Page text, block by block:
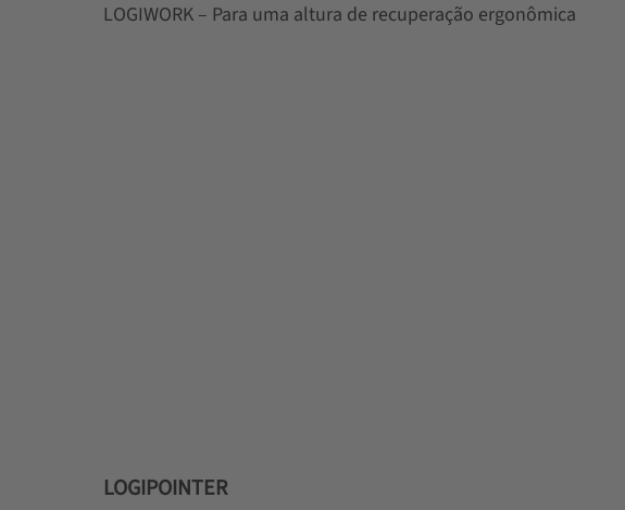
LOGIWORK – Para uma altura de recuperação ergonômica
LOGIPOINTER